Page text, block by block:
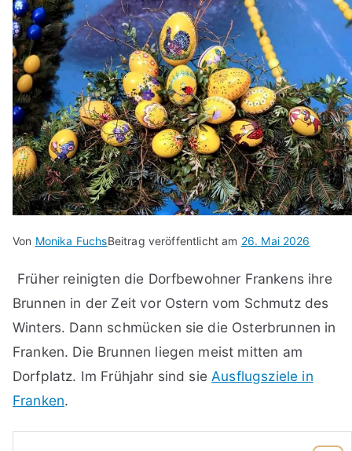
Von Monika FuchsBeitrag veröffentlicht am 26. Mai 2026
Früher reinigten die Dorfbewohner Frankens ihre
Brunnen in der Zeit vor Ostern vom Schmutz des
Winters. Dann schmücken sie die Osterbrunnen in
Franken. Die Brunnen liegen meist mitten am
Dorfplatz. Im Frühjahr sind sie Ausflugsziele in
Franken.